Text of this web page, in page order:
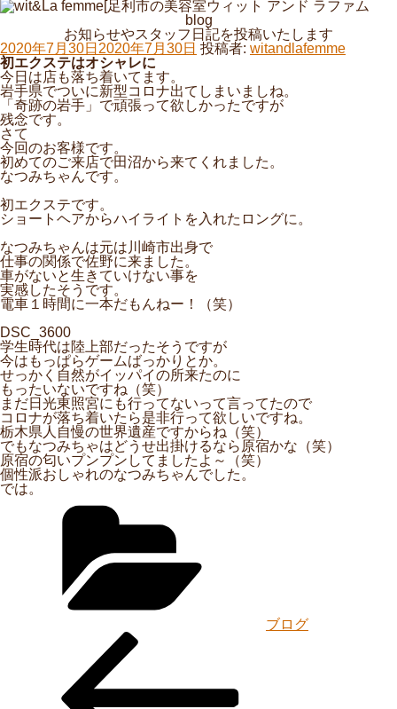
blog
お知らせやスタッフ日記を投稿いたします
投
稿
日:
2020年7月30日 2020年7月30日 投稿者: witandlafemme
初エクステはオシャレに
今日は店も落ち着いてます。
岩手県でついに新型コロナ出てしまいましね。
「奇跡の岩手」で頑張って欲しかったですが
残念です。
さて
今回のお客様です。
初めてのご来店で田沼から来てくれました。
なつみちゃんです。
初エクステです。
ショートヘアからハイライトを入れたロングに。
なつみちゃんは元は川崎市出身で
仕事の関係で佐野に来ました。
車がないと生きていけない事を
実感したそうです。
電車１時間に一本だもんねー！（笑）
DSC_3600
学生時代は陸上部だったそうですが
今はもっぱらゲームばっかりとか。
せっかく自然がイッパイの所来たのに
もったいないですね（笑）
まだ日光東照宮にも行ってないって言ってたので
コロナが落ち着いたら是非行って欲しいですね。
栃木県人自慢の世界遺産ですからね（笑）
でもなつみちゃはどうせ出掛けるなら原宿かな（笑）
原宿の匂いプンプンしてましたよ～（笑）
個性派おしゃれのなつみちゃんでした。
では。
ブログ